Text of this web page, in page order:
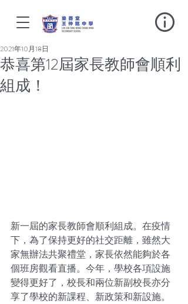
恭喜第12屆家長教師會順利
組成！
2021年10月18日
新一屆的家長教師會順利組成。在疫情
下，為了保持更好的社交距離，雖然大
家無辦法共聚禮堂，家長依然能夠於各
個班房觀看直播。今年，學校各項設施
變得更好了，校長和兩位新副校長亦分
享了學校的新課程、新政策和新設施。